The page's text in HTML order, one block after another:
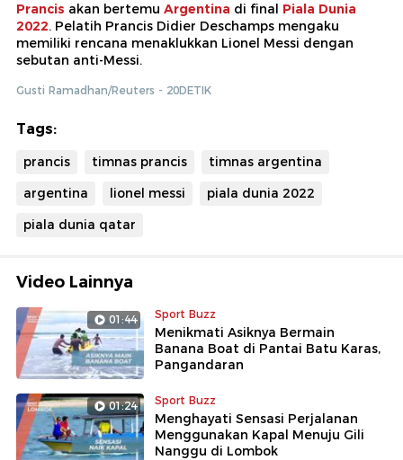
Prancis akan bertemu Argentina di final Piala Dunia
2022. Pelatih Prancis Didier Deschamps mengaku
memiliki rencana menaklukkan Lionel Messi dengan
sebutan anti-Messi.
Gusti Ramadhan/Reuters - 20DETIK
Tags:
prancis timnas prancis
timnas argentina
argentina
lionel messi
piala dunia 2022
piala dunia qatar
Video Lainnya
01:44 Sport Buzz
Menikmati Asiknya Bermain
Banana Boat di Pantai Batu Karas,
Pangandaran
01:24 Sport Buzz
Menghayati Sensasi Perjalanan
Menggunakan Kapal Menuju Gili
Nanggu di Lombok